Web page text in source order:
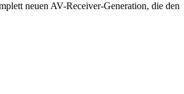
neuen AV-Receiver-Generation, die den